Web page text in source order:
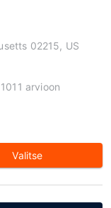
02215, US
1011 arvioon
Valitse